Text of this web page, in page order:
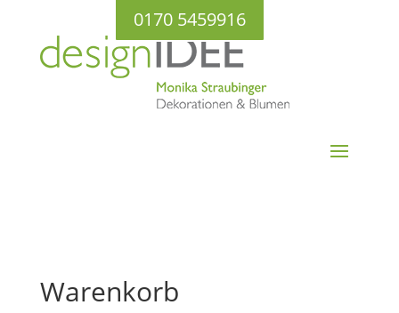
0170 5459916
Warenkorb